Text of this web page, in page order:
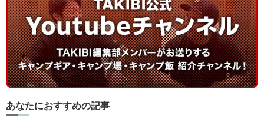
あなたにおすすめの記事